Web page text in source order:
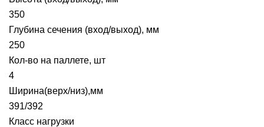
350
Глубина сечения (вход/выход), мм
250
Кол-во на паллете, шт
4
Ширина(верх/низ),мм
391/392
Класс нагрузки